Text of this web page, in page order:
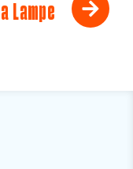
Lampe